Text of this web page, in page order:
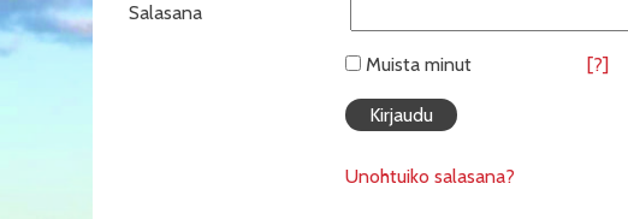
Salasana
Muista minut [?]
Unohtuiko salasana?